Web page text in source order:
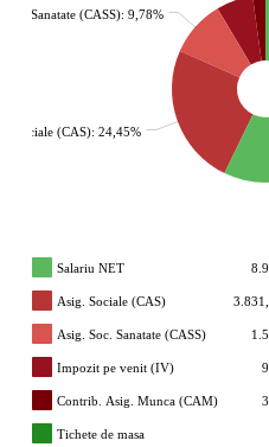
Sociale (CAS): 24,45%
Sanatate (CASS): 9,78%
Salariu NET
Asig. Sociale (CAS)
Asig. Soc. Sanatate (CASS)
Impozit pe venit (IV)
Contrib. Asig. Munca (CAM)
Tichete de masa